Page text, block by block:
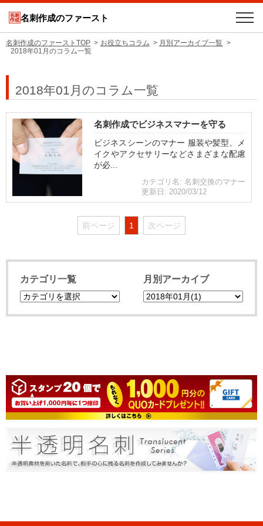
名刺作成のファースト
名刺作成のファーストTOP お役立ちコラム
月別アーカイブ一覧
2018年01月のコラム一覧
2018年01月のコラム一覧
名刺作成でビジネスマナーを守る
ビジネスシーンのマナー 服装や髪型、メ
イクやアクセサリーなどさまざまな配慮
が必...
カテゴリ名: 名刺交換のマナー
更新日: 2020/03/12
前ページ 1 次ページ
カテゴリ一覧 月別アーカイブ